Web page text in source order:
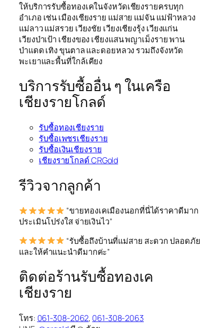
ให้บริการรับซื้อทองเคในจังหวัดเชียงรายครบทุก
อำเภอ เช่น เมืองเชียงราย แม่สาย แม่จัน แม่ฟ้าหลวง
แม่ลาว แม่สรวย เวียงชัย เวียงเชียงรุ้ง เวียงแก่น
เวียงป่าเป้า เชียงของ เชียงแสน พญาเม็งราย พาน
ป่าแดด เทิง ขุนตาล และดอยหลวง รวมถึงจังหวัด
พะเยาและพื้นที่ใกล้เคียง
บริการรับซื้ออื่น ๆ ในเครือ
เชียงรายโกลด์
รับซื้อทองเชียงราย
รับซื้อเพชรเชียงราย
รับซื้อเงินเชียงราย
เชียงรายโกลด์ CRGold
รีวิวจากลูกค้า
“ขายทองเคเมืองนอกที่นี่ได้ราคาดีมาก
ประเมินโปร่งใส จ่ายเงินไว”
“รับซื้อถึงบ้านที่แม่สาย สะดวก ปลอดภัย
และให้คำแนะนำดีมากค่ะ”
ติดต่อร้านรับซื้อทองเค
เชียงราย
โทร: 061-308-2062, 061-308-2063